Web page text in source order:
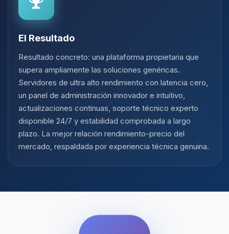
El Resultado
Resultado concreto: una plataforma propietaria que
supera ampliamente las soluciones genéricas.
Servidores de ultra alto rendimiento con latencia cero,
un panel de administración innovador e intuitivo,
actualizaciones continuas, soporte técnico experto
disponible 24/7 y estabilidad comprobada a largo
plazo. La mejor relación rendimiento-precio del
mercado, respaldada por experiencia técnica genuina.